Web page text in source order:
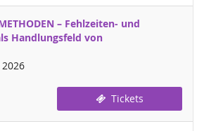
– Fehlzeiten- und
Handlungsfeld von
Tickets